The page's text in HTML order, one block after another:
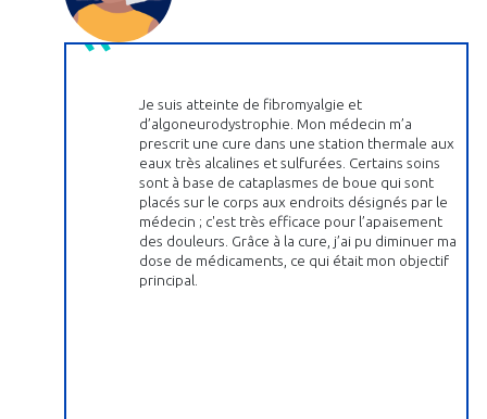
Je suis atteinte de fibromyalgie et
d’algoneurodystrophie. Mon médecin m’a
prescrit une cure dans une station thermale aux
eaux très alcalines et sulfurées. Certains soins
sont à base de cataplasmes de boue qui sont
placés sur le corps aux endroits désignés par le
médecin ; c'est très efficace pour l’apaisement
des douleurs. Grâce à la cure, j’ai pu diminuer ma
dose de médicaments, ce qui était mon objectif
principal.